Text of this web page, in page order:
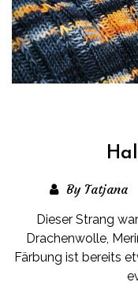
By Tatjana
Dieser Strang
Drachenwolle,
Färbung ist bereits